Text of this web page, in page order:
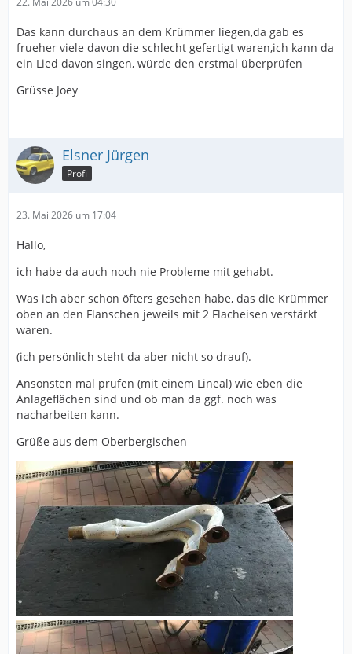
Das kann durchaus an dem Krümmer liegen,da gab es
frueher viele davon die schlecht gefertigt waren,ich kann da
ein Lied davon singen, würde den erstmal überprüfen
Grüsse Joey
Elsner Jürgen
Profi
23. Mai 2026 um 17:04
Hallo,
ich habe da auch noch nie Probleme mit gehabt.
Was ich aber schon öfters gesehen habe, das die Krümmer
oben an den Flanschen jeweils mit 2 Flacheisen verstärkt
waren.
(ich persönlich steht da aber nicht so drauf).
Ansonsten mal prüfen (mit einem Lineal) wie eben die
Anlageflächen sind und ob man da ggf. noch was
nacharbeiten kann.
Grüße aus dem Oberbergischen